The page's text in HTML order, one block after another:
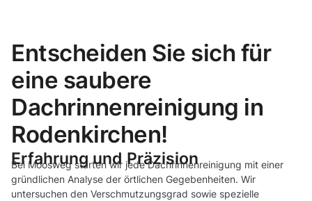
Entscheiden Sie sich für
eine saubere
Dachrinnenreinigung in
Rodenkirchen!
Erfahrung und Präzision
Bei Moosweg starten wir jede Dachrinnenreinigung mit einer
gründlichen Analyse der örtlichen Gegebenheiten. Wir
untersuchen den Verschmutzungsgrad sowie spezielle